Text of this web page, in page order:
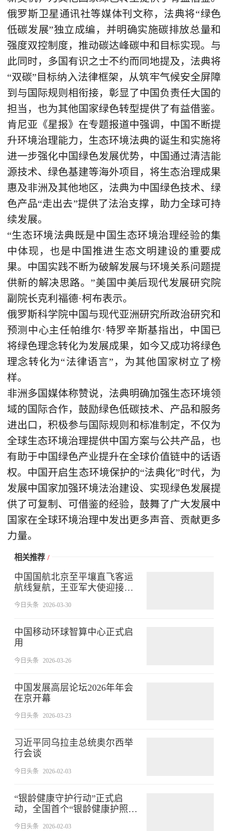
俄罗斯卫星通讯社等媒体刊文称，法典将“绿色
低碳发展”独立成编，并明确实施碳排放总量和
强度双控制度，推动碳达峰碳中和目标实现。与
此同时，多国有识之士不约而同地提及，法典将
“双碳”目标纳入法律框架，从筑牢气候安全屏障
到与国际规则相衔接，彰显了中国负责任大国的
担当，也为其他国家绿色转型提供了有益借鉴。
肯尼亚《星报》在专题报道中强调，中国不断提
升环境治理能力，生态环境法典的诞生和实施将
进一步强化中国绿色发展优势，中国通过清洁能
源技术、绿色基建等海外项目，将生态治理成果
惠及非洲及其他地区，法典为中国绿色技术、绿
色产品“走出去”提供了法治支撑，助力全球可持
续发展。
“生态环境法典既是中国生态环境治理经验的集
中体现，也是中国推进生态文明建设的重要成
果。中国实践不断为破解发展与环境关系问题提
供新的解决思路。”美国中美后现代发展研究院
副院长克利福德·柯布表示。
俄罗斯科学院中国与现代亚洲研究所政治研究和
预测中心主任帕维尔·特罗辛斯基指出，中国已
将绿色理念转化为发展成果，如今又成功将绿色
理念转化为“法律语言”，为其他国家树立了榜
样。
非洲多国媒体称赞说，法典明确加强生态环境领
域的国际合作，鼓励绿色低碳技术、产品和服务
进出口，积极参与国际规则和标准制定，不仅为
全球生态环境治理提供中国方案与公共产品，也
有助于中国绿色产业提升在全球价值链中的话语
权。中国开启生态环境保护的“法典化”时代，为
发展中国家加强环境法治建设、实现绿色发展提
供了可复制、可借鉴的经验，鼓舞了广大发展中
国家在全球环境治理中发出更多声音、贡献更多
力量。
相关推荐 /
中国国航北京至平壤直飞客运
航线复航，王亚军大使迎接首
今日头条 2026-03-30
中国移动环球智算中心正式启
用
今日头条 2026-03-26
中国发展高层论坛2026年年会
在京开幕
今日头条 2026-03-23
习近平同乌拉圭总统奥尔西举
行会谈
今日头条 2026-02-03
“银龄健康守护行动”正式启
动，全国首个“银龄健康护照”
今日头条 2026-02-03